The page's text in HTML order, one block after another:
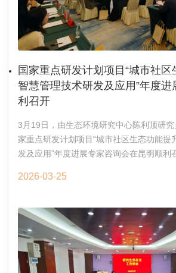
年工作重点，真抓实干、担当作为，以扎
心工作高质量发展。会议还进行了保密学
院决策部署落实情况，对中心重点任务进
并对有关工作进行了部署。党委办公室机
日
国家重点研发计划项目“城市社
智慧管理技术研发及应用”年度
利召开
3月19日，由生态环境研究中心陈利顶研究
家重点研发计划项目“城市社区生态功能提
发及应用”年度进展专家咨询会在昆明顺利
态研究所王克林研究员，和项目特邀专家
究中心欧阳志云研究员、沈阳应用生态研
地理科学与资源研究所李秀彬研究员，南
临现场指导。中国21世纪议程管理中心生
霞应邀代表专项办出席本次会议，云南大
会议并致辞。课题负责人及科研骨干等40
2026-03-25